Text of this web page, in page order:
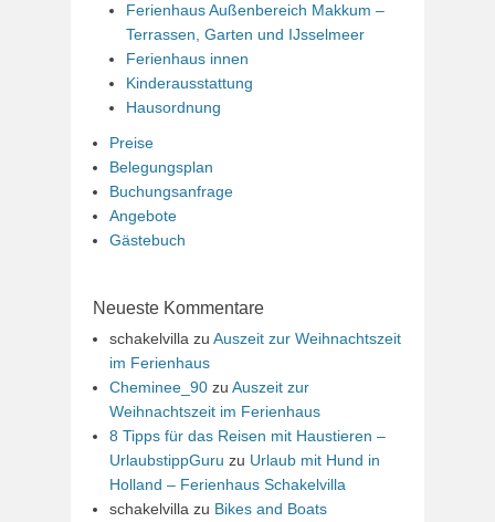
Ferienhaus Außenbereich Makkum –
Terrassen, Garten und IJsselmeer
Ferienhaus innen
Kinderausstattung
Hausordnung
Preise
Belegungsplan
Buchungsanfrage
Angebote
Gästebuch
Neueste Kommentare
schakelvilla zu Auszeit zur Weihnachtszeit
im Ferienhaus
Cheminee_90 zu Auszeit zur
Weihnachtszeit im Ferienhaus
8 Tipps für das Reisen mit Haustieren –
UrlaubstippGuru zu Urlaub mit Hund in
Holland – Ferienhaus Schakelvilla
schakelvilla zu Bikes and Boats